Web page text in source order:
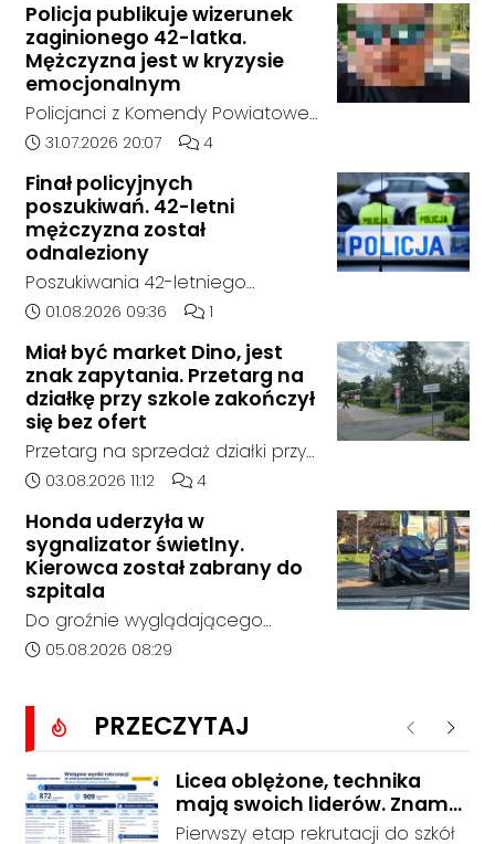
nam się ustalić, funkcjonariusze
poszukują mężczyzny, który może
posiadać niebezpieczne
narzędzie, nieoficjalnie broń i
stanowić zagrożenie dla osób
postronnych.
Policja publikuje wizerunek
zaginionego 42-latka.
Mężczyzna jest w kryzysie
emocjonalnym
Policjanci z Komendy Powiatowej
Policji w Kędzierzynie-Koźlu
który jest w kryzysie
emocjonalnym i może chcieć
targnąć się na swoje życie.
Ostatni raz był widziany 31 lipca
2026 w godzinach
popołudniowych w rejonie
miejscowości w Goszyce. Od
tego momentu nie nawiązał
kontaktu z rodziną.
Data dodania artykułu:
31.07.2026 20:07 Liczba komentarzy artykułu:
4
Finał policyjnych
poszukiwań. 42-letni
mężczyzna został
odnaleziony
Poszukiwania 42-letniego
mężczyzny zostały zakończone.
policja, został on odnaleziony w
sobotę, 1 sierpnia, na terenie
kompleksu leśnego w powiecie
raciborskim, w województwie
śląskim.
Data dodania artykułu:
01.08.2026 09:36 Liczba komentarzy artykułu:
1
Miał być market Dino, jest
znak zapytania. Przetarg na
działkę przy szkole zakończył
się bez ofert
Przetarg na sprzedaż działki przy
Zespole Szkół Technicznych i
Kędzierzynie-Koźlu zakończył się
bez rozstrzygnięcia. Mimo
wcześniejszego zainteresowania
terenem ze strony sieci Dino, do
postępowania nie zgłosił się
żaden oferent.
Data dodania artykułu:
03.08.2026 11:12 Liczba komentarzy artykułu:
4
Honda uderzyła w
sygnalizator świetlny.
Kierowca został zabrany do
szpitala
Do groźnie wyglądającego
zdarzenia drogowego doszło w
godziny 6:30 kierujący
samochodem marki Honda
zjechał z drogi i uderzył w
sygnalizator świetlny.
Data dodania artykułu:
05.08.2026 08:29
PRZECZYTAJ Poprzednie
Licea oblężone, technika
mają swoich liderów. Znamy
wstępne wyniki rekrutacji do
Pierwszy etap rekrutacji do szkół